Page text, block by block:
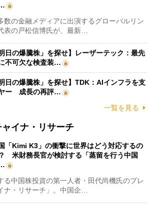
の金融メディアに出演するグローバルリン
表の戸松信博氏が、最新…
日の爆騰株」を探せ】レーザーテック：最先
不可欠な検査装…
日の爆騰株」を探せ】TDK：AIインフラを支
ー 成長の再評…
一覧を見る
ャイナ・リサーチ
「Kimi K3」の衝撃に世界はどう対応するの
米財務長官が検討する「蒸留を行う中国
中国株投資の第一人者・田代尚機氏のプレ
ナ・リサーチ」。中国企…